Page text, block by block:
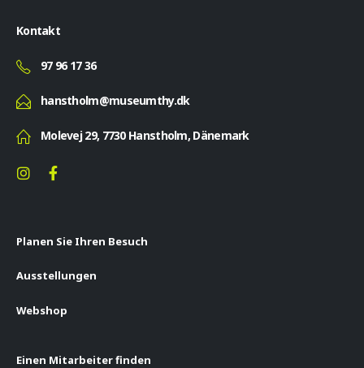
Kontakt
97 96 17 36
hanstholm@museumthy.dk
Molevej 29, 7730 Hanstholm, Dänemark
Planen Sie Ihren Besuch
Ausstellungen
Webshop
Einen Mitarbeiter finden